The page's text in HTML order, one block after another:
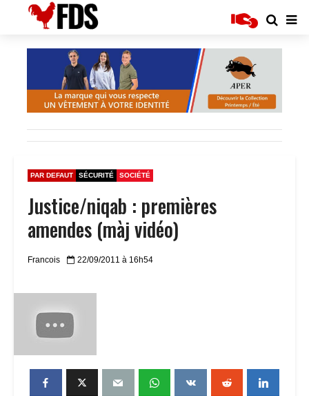
PAR DEFAUT SÉCURITÉ SOCIÉTÉ
Justice/niqab : premières
amendes (màj vidéo)
Francois 22/09/2011 à 16h54